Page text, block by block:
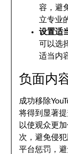
容，避
立专业
设置适
可以选
适当内
负面内
成功移除
将得到显著
以使观众更
次，避免侵
平台惩罚，